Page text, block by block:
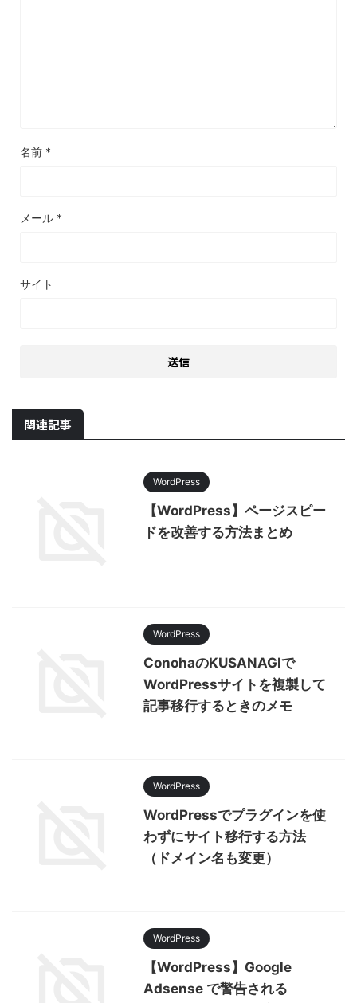
名前 *
メール *
サイト
関連記事
WordPress
【WordPress】ページスピー
ドを改善する方法まとめ
WordPress
ConohaのKUSANAGIで
WordPressサイトを複製して
記事移行するときのメモ
WordPress
WordPressでプラグインを使
わずにサイト移行する方法
（ドメイン名も変更）
WordPress
【WordPress】Google
Adsense で警告される